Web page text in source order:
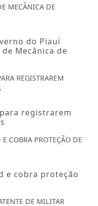
do Piauí
Mecânica de
registrarem
e cobra proteção